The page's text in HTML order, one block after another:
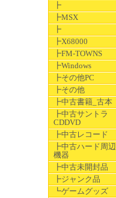
┣
┣MSX
┣
┣X68000
┣FM-TOWNS
┣Windows
┣その他PC
┣その他
┣中古書籍_古本
┣中古サントラ
CDDVD
┣中古レコード
┣中古ハード周辺
機器
┣中古未開封品
┣ジャンク品
┗ゲームグッズ